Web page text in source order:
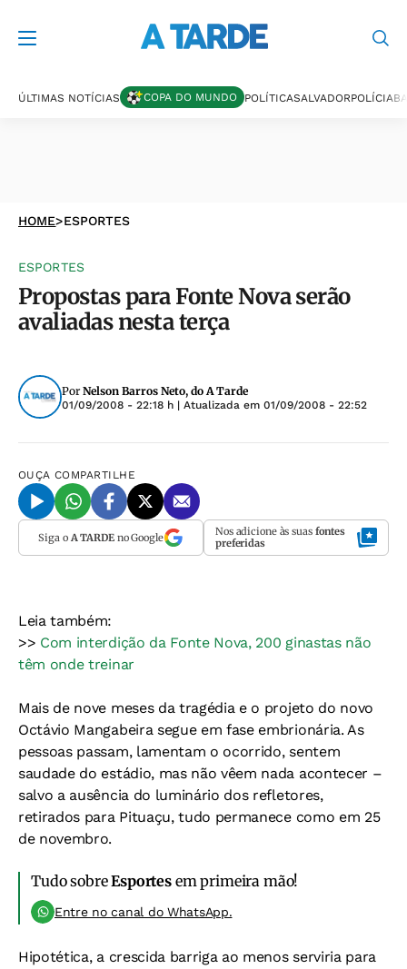
ÚLTIMAS NOTÍCIAS COPA DO MUNDO POLÍTICASALVADORPOLÍCIA
HOME>ESPORTES
ESPORTES
Propostas para Fonte Nova serão
avaliadas nesta terça
Por Nelson Barros Neto, do A Tarde
01/09/2008 - 22:18 h | Atualizada em 01/09/2008 - 22:52
OUÇA COMPARTILHE
Siga o A TARDEno Google Nos adicione às suas fontes
preferidas
Leia também:
>> Com interdição da Fonte Nova, 200 ginastas não
têm onde treinar
Mais de nove meses da tragédia e o projeto do novo
Octávio Mangabeira segue em fase embrionária. As
pessoas passam, lamentam o ocorrido, sentem
saudade do estádio, mas não vêem nada acontecer –
salvo a ausência do luminário dos refletores,
retirados para Pituaçu, tudo permanece como em 25
de novembro.
Tudo sobreEsportesem primeira mão!
Entre no canal do WhatsApp.
Hipotética, a crescida barriga ao menos serviria para